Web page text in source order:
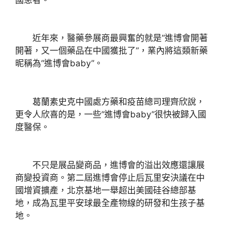
近年來，醫藥參展商最興奮的就是“進博會開著
開著，又一個藥品在中國獲批了”，業內將這類新藥
昵稱為“進博會baby”。
葛蘭素史克中國處方藥和疫苗總司理齊欣說，
更令人欣喜的是，一些“進博會baby”很快被歸入國
度醫保。
不只是展品變商品，進博會的溢出效應還讓展
商變投資商。第二屆進博會停止后瓦里安決議在中
國增資擴產，北京基地一舉超出美國硅谷總部基
地，成為瓦里平安球最全產物線的研發和生孩子基
地。